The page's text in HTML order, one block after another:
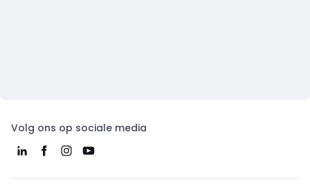
Volg ons op sociale media